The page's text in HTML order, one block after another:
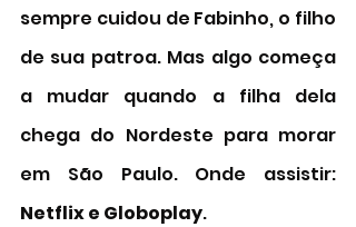
sempre cuidou de Fabinho, o filho
de sua patroa. Mas algo começa
a mudar quando a filha dela
chega do Nordeste para morar
Netflix e Globoplay.